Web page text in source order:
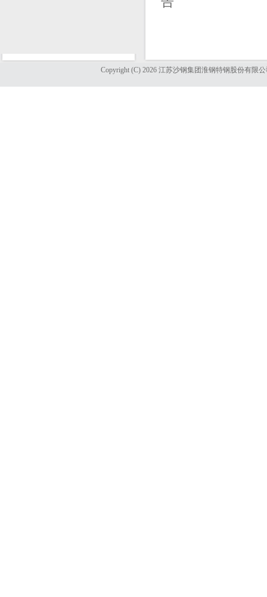
Copyright (C) 2026 江苏沙钢集团淮钢特钢股份有限